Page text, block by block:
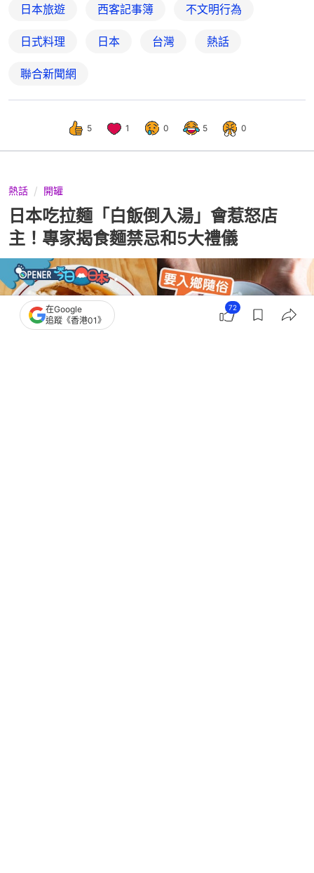
日本旅遊 西客記事簿 不文明行為
日式料理 日本 台灣 熱話
聯合新聞網
5 1 0 5 0
熱話 開罐
日本吃拉麵「白飯倒入湯」會惹怒店
主！專家揭食麵禁忌和5大禮儀
在Google
追蹤《香港01》
72